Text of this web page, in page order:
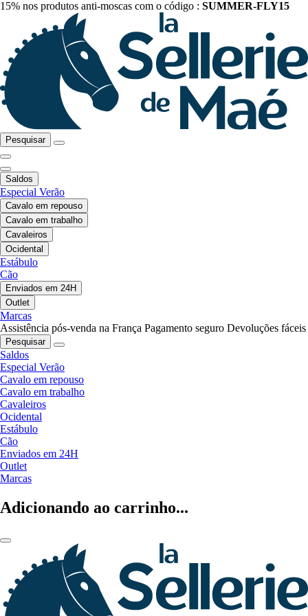
15% nos produtos anti-moscas com o código : SUMMER-FLY15
Pesquisar
Saldos
Especial Verão
Cavalo em repouso
Cavalo em trabalho
Cavaleiros
Ocidental
Estábulo
Cão
Enviados em 24H
Outlet
Marcas
Assistência pós-venda na França Pagamento seguro Devoluções fáceis
Pesquisar
Saldos
Especial Verão
Cavalo em repouso
Cavalo em trabalho
Cavaleiros
Ocidental
Estábulo
Cão
Enviados em 24H
Outlet
Marcas
Adicionando ao carrinho...